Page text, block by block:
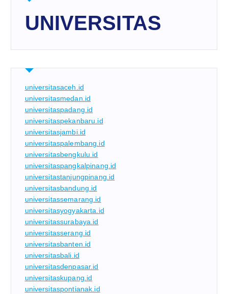
UNIVERSITAS
universitasaceh.id
universitasmedan.id
universitaspadang.id
universitaspekanbaru.id
universitasjambi.id
universitaspalembang.id
universitasbengkulu.id
universitaspangkalpinang.id
universitastanjungpinang.id
universitasbandung.id
universitassemarang.id
universitasyogyakarta.id
universitassurabaya.id
universitasserang.id
universitasbanten.id
universitasbali.id
universitasdenpasar.id
universitaskupang.id
universitaspontianak.id